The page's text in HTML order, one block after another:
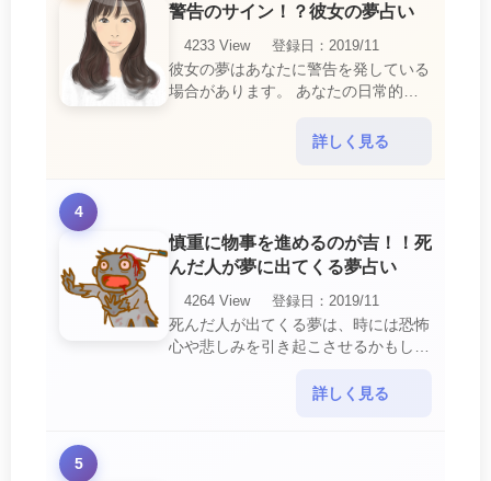
警告のサイン！？彼女の夢占い
4233 View
登録日：2019/11
彼女の夢はあなたに警告を発している
場合があります。 あなたの日常的な
詳しく見る
4
慎重に物事を進めるのが吉！！死
んだ人が夢に出てくる夢占い
4264 View
登録日：2019/11
死んだ人が出てくる夢は、時には恐怖
心や悲しみを引き起こさせるかもしれ
意して欲しいメッセージや警告を伝え
詳しく見る
5